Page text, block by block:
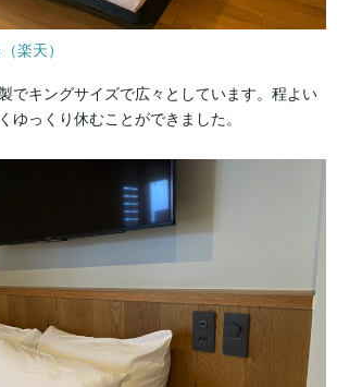
楽天）
でキングサイズで広々としています。程よい
ゆっくり休むことができました。